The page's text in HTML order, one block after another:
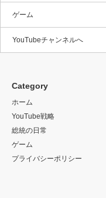
ゲーム
YouTubeチャンネルへ
Category
ホーム
YouTube戦略
総統の日常
ゲーム
プライバシーポリシー